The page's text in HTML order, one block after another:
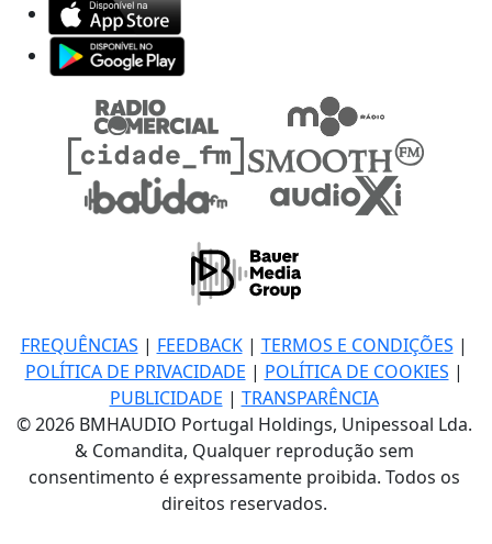
FREQUÊNCIAS | FEEDBACK| TERMOS E CONDIÇÕES |
POLÍTICA DE PRIVACIDADE | POLÍTICA DE COOKIES |
PUBLICIDADE | TRANSPARÊNCIA
© 2026 BMHAUDIO Portugal Holdings, Unipessoal Lda.
& Comandita, Qualquer reprodução sem
consentimento é expressamente proibida. Todos os
direitos reservados.